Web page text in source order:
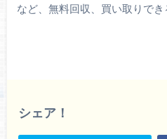
など、無料回収、買い取りで
シェア！